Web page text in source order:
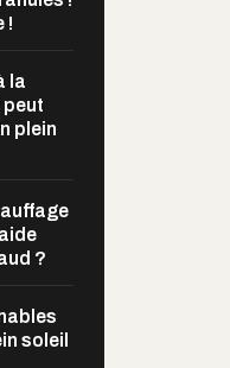
!
la
peut
plein
?
soleil